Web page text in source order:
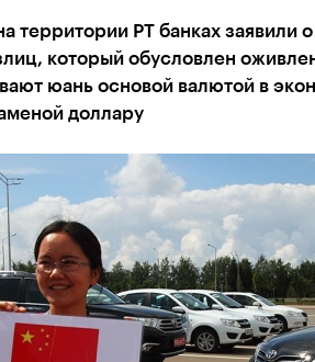
территории РТ банках заявили
который обусловлен
юань основой валютой в
доллару